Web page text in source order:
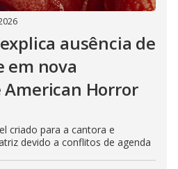
ausência de
em nova
Horror
criado para a cantora e
devido a conflitos de agenda